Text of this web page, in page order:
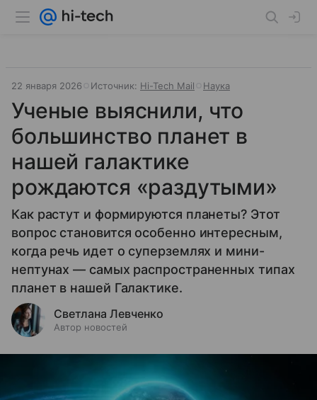
22 января 2026 Источник: Hi-Tech Mail Наука
Ученые выяснили, что
большинство планет в
нашей галактике
рождаются «раздутыми»
Как растут и формируются планеты? Этот
вопрос становится особенно интересным,
когда речь идет о суперземлях и мини-
нептунах — самых распространенных типах
планет в нашей Галактике.
Светлана Левченко
Автор новостей